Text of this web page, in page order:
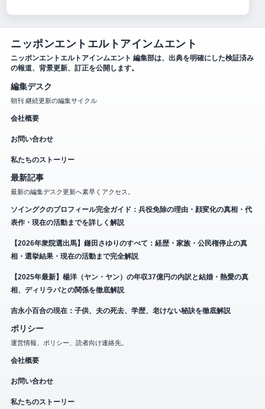
ニッポンエントエルトアインムエント
ニッポンエントエルトアインムエント 編集部は、出典を明確にした検証済み
の報道、背景更新、訂正を公開します。
編集デスク
朝刊 継続更新の編集サイクル
会社概要
お問い合わせ
私たちのストーリー
最新記事
最新の編集デスク更新へ素早くアクセス。
ソイングクのプロフィール完全ガイド：兵役免除の理由・顔変化の真相・代
表作・現在の活動までを詳しく解説
【2026年衆院選出馬】鎌田さゆりのすべて：経歴・家族・公民権停止の真
相・選挙結果・現在の活動まで完全解説
【2025年最新】楊洋（ヤン・ヤン）の年収37億円の内訳と結婚・熱愛の真
相、ディリラバとの関係を徹底解説
吉永小百合の現在：子供、夫の死去、学歴、老けない秘訣を徹底解説
ポリシー
運営情報、ポリシー、読者向け連絡先。
会社概要
お問い合わせ
私たちのストーリー